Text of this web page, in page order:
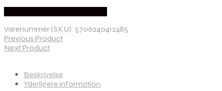
Varenummer (SKU): 5706240412485
Previous Product
Next Product
Beskrivelse
Yderligere information